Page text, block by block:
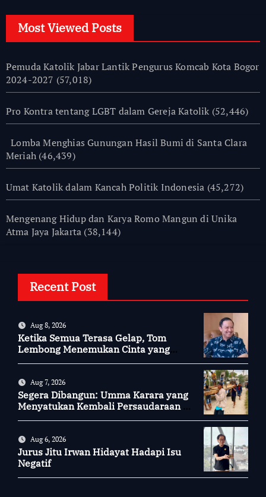
Most Viewed Posts
Pemuda Katolik Jabar Lantik Pengurus Komcab Kota Bogor
2024-2027 (57,018)
Pro Kontra tentang LGBT dalam Gereja Katolik (52,446)
Lomba Menghias Gunungan Hasil Bumi di Santa Clara
Meriah (46,439)
Umat Katolik dalam Kancah Politik Indonesia (45,272)
Mengenang Hidup dan Karya Romo Mangun di Unika
Atma Jaya Jakarta (38,144)
Recent Post
Aug 8, 2026
Ketika Semua Terasa Gelap, Tom
Lembong Menemukan Cinta yang
Aug 7, 2026
Segera Dibangun: Umma Karara yang
Menyatukan Kembali Persaudaraan di
Aug 6, 2026
Jurus Jitu Irwan Hidayat Hadapi Isu
Negatif